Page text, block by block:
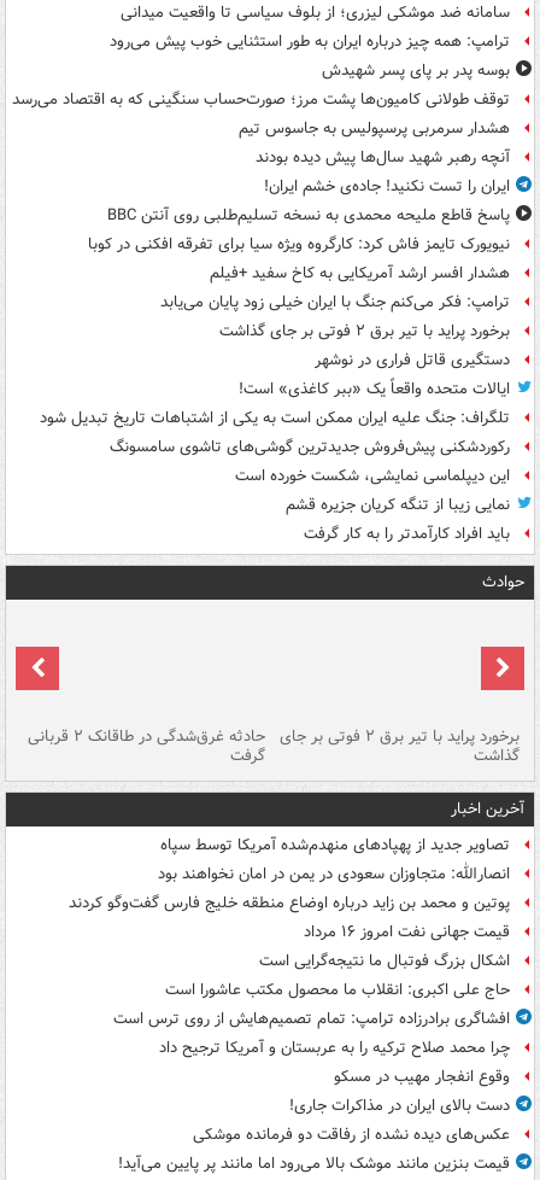
سامانه ضد موشکی لیزری؛ از بلوف سیاسی تا واقعیت میدانی
ترامپ: همه چیز درباره ایران به طور استثنایی خوب پیش می‌رود
بوسه‌ پدر بر پای پسر شهیدش
توقف طولانی کامیون‌ها پشت مرز؛ صورت‌حساب سنگینی که به اقتصاد می‌رسد
هشدار سرمربی پرسپولیس به جاسوس تیم
آنچه رهبر شهید سال‌ها پیش دیده بودند
ایران را تست نکنید! جاده‌ی خشم ایران!
پاسخ قاطع ملیحه محمدی به نسخه تسلیم‌طلبی روی آنتن BBC
نیویورک تایمز فاش کرد: کارگروه ویژه سیا برای تفرقه افکنی در کوبا
هشدار افسر ارشد آمریکایی به کاخ سفید +فیلم
ترامپ: فکر می‌کنم جنگ با ایران خیلی زود پایان می‌یابد
برخورد پراید با تیر برق ۲ فوتی بر جای گذاشت
دستگیری قاتل فراری در نوشهر
ایالات متحده واقعاً یک «ببر کاغذی» است!
تلگراف: جنگ علیه ایران ممکن است به یکی از اشتباهات تاریخ تبدیل شود
رکوردشکنی پیش‌فروش جدیدترین گوشی‌های تاشوی سامسونگ
این دیپلماسی نمایشی، شکست خورده است
نمایی زیبا از تنگه کریان جزیره قشم
باید افراد کارآمدتر را به کار گرفت
حوادث
برخورد پراید با تیر برق ۲ فوتی بر جای
گذاشت
حادثه غرق‌شدگی در طاقانک ۲ قربانی
گرفت
آخرین اخبار
تصاویر جدید از پهپادهای منهدم‌شده آمریکا توسط سپاه
انصارالله: متجاوزان سعودی در یمن در امان نخواهند بود
پوتین و محمد بن زاید درباره اوضاع منطقه خلیج فارس گفت‌وگو کردند
قیمت جهانی نفت امروز ۱۶ مرداد
اشکال بزرگ فوتبال ما نتیجه‌گرایی است
حاج علی اکبری: انقلاب ما محصول مکتب عاشورا است
افشاگری برادرزاده ترامپ: تمام تصمیم‌هایش از روی ترس است
چرا محمد صلاح ترکیه را به عربستان و آمریکا ترجیح داد
وقوع انفجار مهیب در مسکو
دست بالای ایران در مذاکرات جاری!
عکس‌های دیده نشده از رفاقت دو فرمانده‌ موشکی
قیمت بنزین مانند موشک بالا می‌رود اما مانند پر پایین می‌آید!